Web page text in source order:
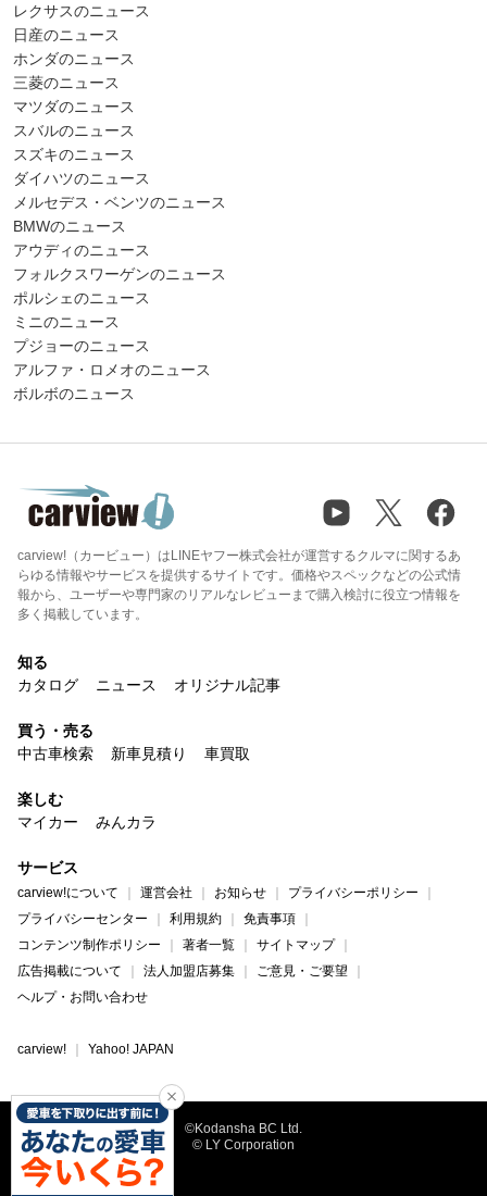
レクサスのニュース
日産のニュース
ホンダのニュース
三菱のニュース
マツダのニュース
スバルのニュース
スズキのニュース
ダイハツのニュース
メルセデス・ベンツのニュース
BMWのニュース
アウディのニュース
フォルクスワーゲンのニュース
ポルシェのニュース
ミニのニュース
プジョーのニュース
アルファ・ロメオのニュース
ボルボのニュース
carview!（カービュー）はLINEヤフー株式会社が運営するクルマに関するあ
らゆる情報やサービスを提供するサイトです。価格やスペックなどの公式情
報から、ユーザーや専門家のリアルなレビューまで購入検討に役立つ情報を
多く掲載しています。
知る
カタログ
ニュース オリジナル記事
買う・売る
中古車検索
新車見積り 車買取
楽しむ
マイカー
みんカラ
サービス
carview!について 運営会社 お知らせ
プライバシーポリシー
プライバシーセンター
利用規約
免責事項
コンテンツ制作ポリシー
著者一覧
サイトマップ
広告掲載について
法人加盟店募集
ご意見・ご要望
ヘルプ・お問い合わせ
carview! Yahoo! JAPAN
©Kodansha BC Ltd.
© LY Corporation